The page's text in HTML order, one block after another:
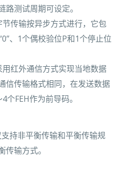
测试周期可设定。
传输按异步方式进行，它包
、1个偶校验位P和1个停止位
红外通信方式实现当地数据
信传输格式相同，在发送数据
个FEH作为前导码。
持非平衡传输和平衡传输规
输方式。